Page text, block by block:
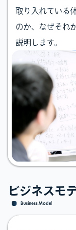
取り入れている
のか、なぜそれ
説明します。
ビジネスモ
Business Model